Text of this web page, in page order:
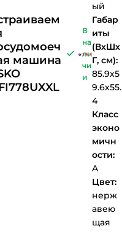
машина
В
на
ли
чи
и
ый
Габар
иты
(ВхШх
Г, см):
85.9х5
9.6х55.
4
Класс
эконо
мичн
ости:
A
Цвет:
нерж
авею
щая